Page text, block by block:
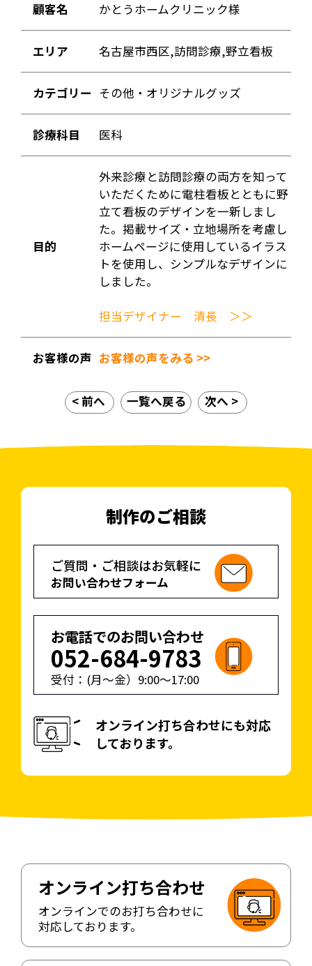
顧客名 かとうホームクリニック様
エリア 名古屋市西区,訪問診療,野立看板
カテゴリー その他・オリジナルグッズ
診療科目 医科
目的
外来診療と訪問診療の両方を知って
いただくために電柱看板とともに野
立て看板のデザインを一新しまし
た。掲載サイズ・立地場所を考慮し
ホームページに使用しているイラス
トを使用し、シンプルなデザインに
しました。
担当デザイナー 清長 ＞＞
お客様の声 お客様の声をみる >>
< 前へ 一覧へ戻る 次へ >
制作のご相談
ご質問・ご相談はお気軽に
お問い合わせフォーム
お電話でのお問い合わせ
052-684-9783
受付：(月〜金） 9:00〜17:00
オンライン打ち合わせにも対応
しております。
オンライン打ち合わせ
オンラインでのお打ち合わせに
対応しております。